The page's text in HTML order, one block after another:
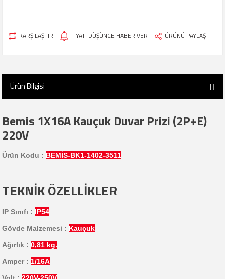
KARŞILAŞTIR FİYATI DÜŞÜNCE HABER VER ÜRÜNÜ PAYLAŞ
Ürün Bilgisi
Bemis 1X16A Kauçuk Duvar Prizi (2P+E)
220V
Ürün Kodu : BEMİS-BK1-1402-3511
TEKNİK ÖZELLİKLER
IP Sınıfı : IP54
Gövde Malzemesi : Kauçuk
Ağırlık : 0,81 kg.
Amper : 1/16A